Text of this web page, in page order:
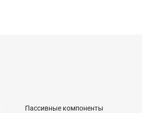
Пассивные компоненты